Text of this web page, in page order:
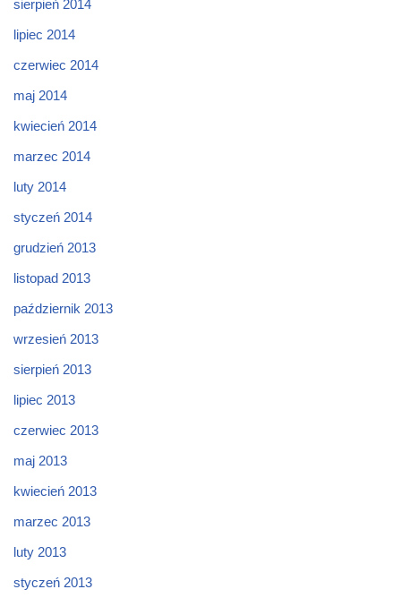
sierpień 2014
lipiec 2014
czerwiec 2014
maj 2014
kwiecień 2014
marzec 2014
luty 2014
styczeń 2014
grudzień 2013
listopad 2013
październik 2013
wrzesień 2013
sierpień 2013
lipiec 2013
czerwiec 2013
maj 2013
kwiecień 2013
marzec 2013
luty 2013
styczeń 2013